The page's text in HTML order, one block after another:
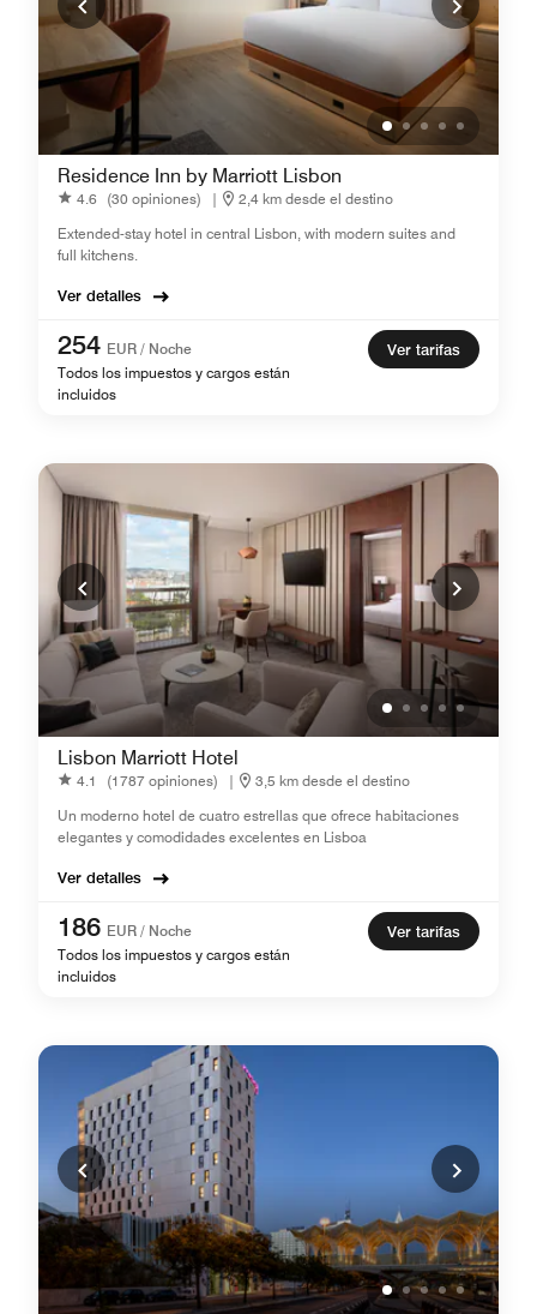
Residence Inn by Marriott Lisbon
4.6 (30 opiniones) |
2,4 km desde el destino
Extended-stay hotel in central Lisbon, with modern suites and
full kitchens.
Ver detalles
254 EUR / Noche
Todos los impuestos y cargos están
incluidos
Ver tarifas
Lisbon Marriott Hotel
4.1 (1787 opiniones) |
3,5 km desde el destino
Un moderno hotel de cuatro estrellas que ofrece habitaciones
elegantes y comodidades excelentes en Lisboa
Ver detalles
186 EUR / Noche
Todos los impuestos y cargos están
incluidos
Ver tarifas